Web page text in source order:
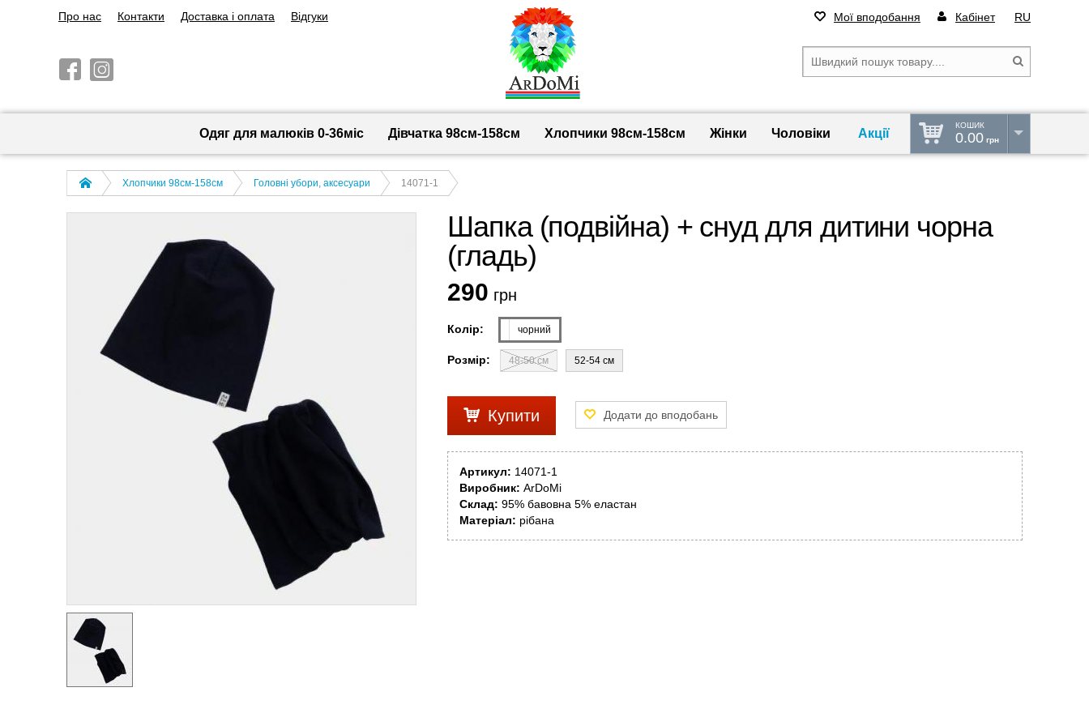
Про нас Контакти Доставка і оплата Відгуки Мої вподобання Кабінет RU
Одяг для малюків 0-36міс Дівчатка 98cм-158см Хлопчики 98см-158см Жінки Чоловіки Акції
КОШИК
0.00 грн
Хлопчики 98см-158см Головні убори, аксесуари 14071-1
Шапка (подвійна) + снуд для дитини чорна
(гладь)
290 грн
Колір: чорний
Розмір: 48-50 см 52-54 см
Купити
Артикул: 14071-1
Виробник: ArDoMi
Склад: 95% бавовна 5% еластан
Матеріал: рібана